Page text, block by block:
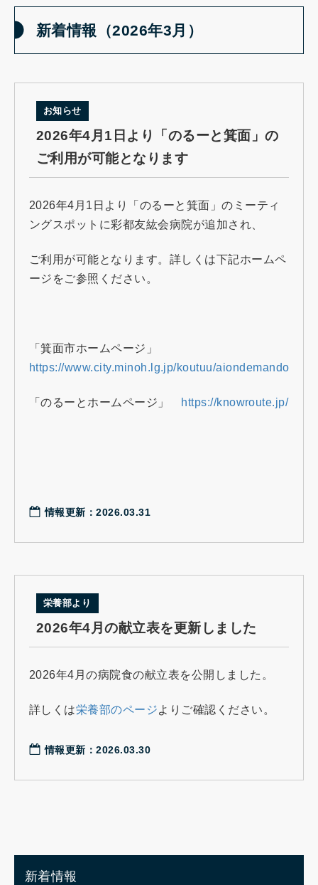
新着情報（2026年3月）
お知らせ
2026年4月1日より「のるーと箕面」の
ご利用が可能となります
2026年4月1日より「のるーと箕面」のミーティ
ングスポットに彩都友紘会病院が追加され、
ご利用が可能となります。詳しくは下記ホームペ
ージをご参照ください。
「箕面市ホームページ」
https://www.city.minoh.lg.jp/koutuu/
「のるーとホームページ」 https://knowroute.jp/
情報更新：2026.03.31
栄養部より
2026年4月の献立表を更新しました
2026年4月の病院食の献立表を公開しました。
詳しくは栄養部のページよりご確認ください。
情報更新：2026.03.30
新着情報